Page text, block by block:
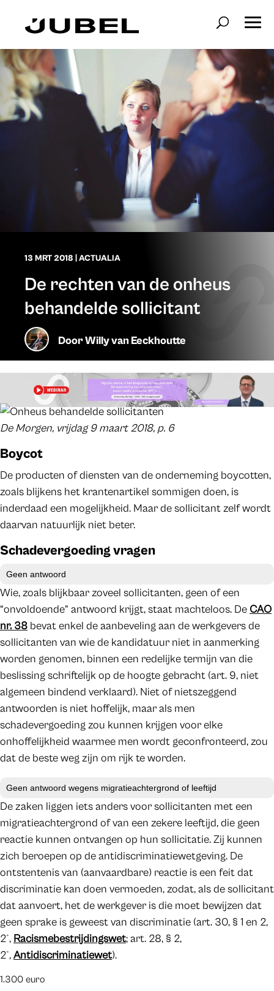
13 MRT 2018 ACTUALIA
De rechten van de onheus
behandelde sollicitant
DoorWilly van Eeckhoutte
De Morgen, vrijdag 9 maart 2018, p. 6
Boycot
De producten of diensten van de onderneming boycotten,
zoals blijkens het krantenartikel sommigen doen, is
inderdaad een mogelijkheid. Maar de sollicitant zelf wordt
daarvan natuurlijk niet beter.
Schadevergoeding vragen
Geen antwoord
Wie, zoals blijkbaar zoveel sollicitanten, geen of een
“onvoldoende” antwoord krijgt, staat machteloos. De CAO
nr. 38 bevat enkel de aanbeveling aan de werkgevers de
sollicitanten van wie de kandidatuur niet in aanmerking
worden genomen, binnen een redelijke termijn van die
beslissing schriftelijk op de hoogte gebracht (art. 9, niet
algemeen bindend verklaard). Niet of nietszeggend
antwoorden is niet hoffelijk, maar als men
schadevergoeding zou kunnen krijgen voor elke
onhoffelijkheid waarmee men wordt geconfronteerd, zou
dat de beste weg zijn om rijk te worden.
Geen antwoord wegens migratieachtergrond of leeftijd
De zaken liggen iets anders voor sollicitanten met een
migratieachtergrond of van een zekere leeftijd, die geen
reactie kunnen ontvangen op hun sollicitatie. Zij kunnen
zich beroepen op de antidiscriminatiewetgeving. De
ontstentenis van (aanvaardbare) reactie is een feit dat
discriminatie kan doen vermoeden, zodat, als de sollicitant
dat aanvoert, het de werkgever is die moet bewijzen dat
geen sprake is geweest van discriminatie (art. 30, § 1 en 2,
2°, Racismebestrijdingswet; art. 28, § 2,
2°,Antidiscriminatiewet).
1.300 euro